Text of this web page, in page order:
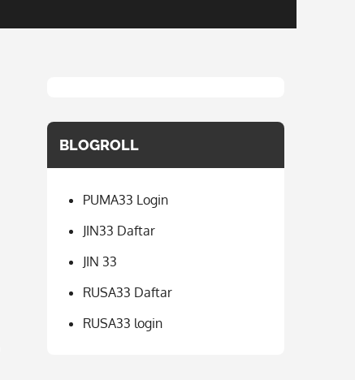
BLOGROLL
PUMA33 Login
JIN33 Daftar
JIN 33
RUSA33 Daftar
RUSA33 login